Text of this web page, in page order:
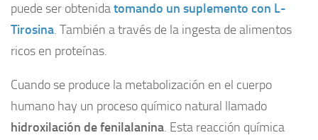
puede ser obtenidatomando un suplemento con L-
Tirosina. También a través de la ingesta de alimentos
ricos en proteínas.
Cuando se produce la metabolización en el cuerpo
humano hay un proceso químico natural llamado
hidroxilación de fenilalanina. Esta reacción química